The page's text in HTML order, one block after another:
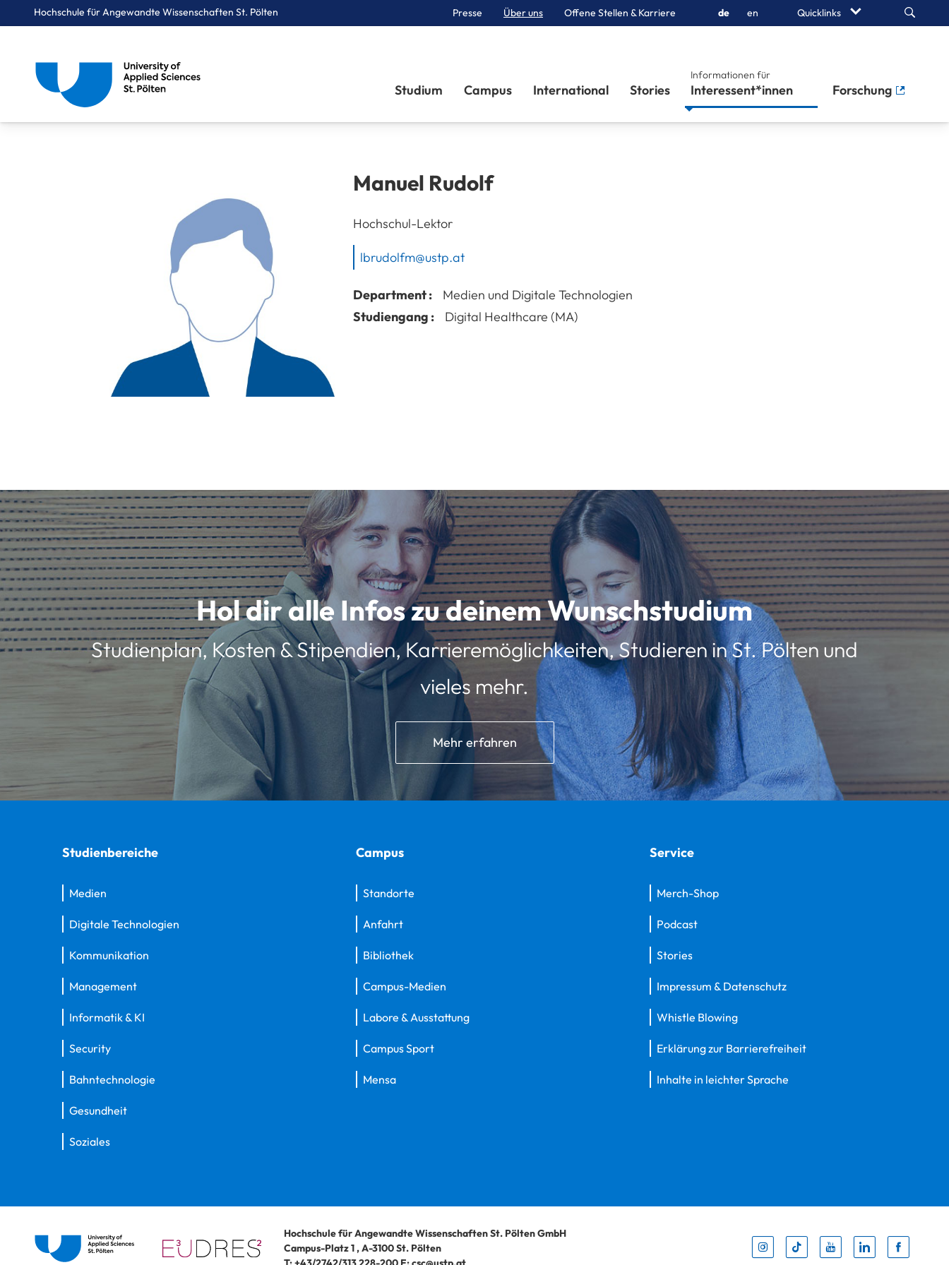
Hochschule für Angewandte Wissenschaften St. Pölten Presse Über uns Offene Stellen & Karriere de en Quicklinks Search
Studium Campus International Stories
Informationen für
Interessent*innen Forschung
Manuel Rudolf
Hochschul-Lektor
lbrudolfm@ustp.at
Department :
Medien und Digitale Technologien
Studiengang :
Digital Healthcare (MA)
Hol dir alle Infos zu deinem Wunschstudium
Studienplan, Kosten & Stipendien, Karrieremöglichkeiten, Studieren in St. Pölten und
vieles mehr.
Mehr erfahren
Studienbereiche
Medien
Digitale Technologien
Kommunikation
Management
Informatik & KI
Security
Bahntechnologie
Gesundheit
Soziales
Campus
Standorte
Anfahrt
Bibliothek
Campus-Medien
Labore & Ausstattung
Campus Sport
Mensa
Service
Merch-Shop
Podcast
Stories
Impressum & Datenschutz
Whistle Blowing
Erklärung zur Barrierefreiheit
Inhalte in leichter Sprache
Hochschule für Angewandte Wissenschaften St. Pölten GmbH
Campus-Platz 1,A-3100St. Pölten